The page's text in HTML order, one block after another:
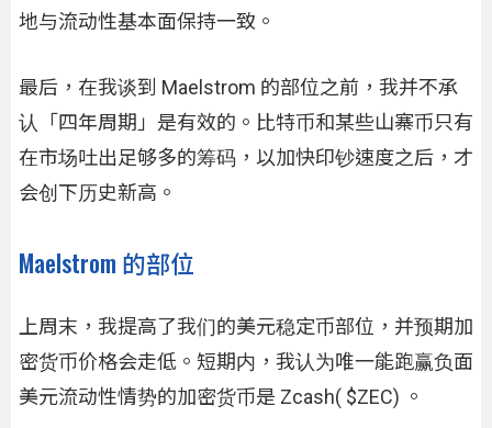
地与流动性基本面保持一致。
最后，在我谈到 Maelstrom 的部位之前，我并不承
认「四年周期」是有效的。比特币和某些山寨币只有
在市场吐出足够多的筹码，以加快印钞速度之后，才
会创下历史新高。
Maelstrom 的部位
上周末，我提高了我们的美元稳定币部位，并预期加
密货币价格会走低。短期内，我认为唯一能跑赢负面
美元流动性情势的加密货币是 Zcash( $ZEC) 。